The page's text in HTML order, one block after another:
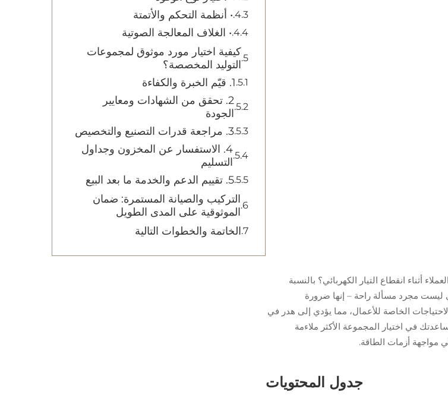
أثناء انقطاع التيار الكهربائي؟ بالنسبة
ليست مجرد مسألة راحة – إنها ضرورة
الخاصة للأعمال، مما يؤدي إلى هدر في
في اختيار المجموعة الأكثر ملاءمة
مواجهة أزمات الطاقة.
جدول المحتويات
• أنظمة التحكم والأتمتة
• الغلاف المعالجة الصوتية
كيفية اختيار مورد موثوق لمجموعات
التوليد المخصصة؟
1. قيّم الخبرة والكفاءة
2. تحقق من الشهادات ومعايير
الجودة
3. مراجعة قدرات التصنيع والتخصيص
4. الاستفسار عن المخزون وجداول
التسليم
5. تقييم الدعم والخدمة ما بعد البيع
التركيب والصيانة المستمرة: ضمان
الموثوقية على المدى الطويل
الخاتمة والخطوات التالية